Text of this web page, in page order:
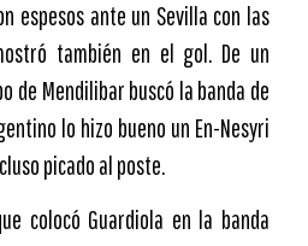
espesos ante un Sevilla con las
también en el gol. De un
de Mendilibar buscó la banda de
lo hizo bueno un En-Nesyri
picado al poste.
colocó Guardiola en la banda